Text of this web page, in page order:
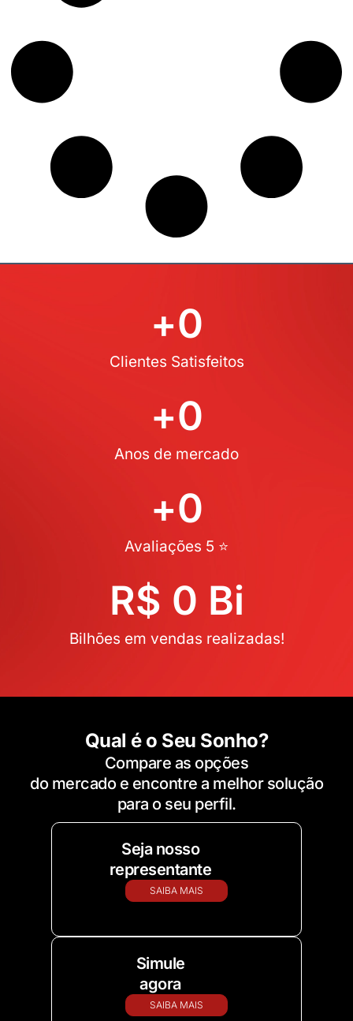
Clientes Satisfeitos
+0
Anos de mercado
+0
Avaliações 5 ⭐
+0
Bilhões em vendas realizadas!
R$ 0 Bi
Qual é o Seu Sonho?
Compare as opções
do mercado e encontre a melhor solução
para o seu perfil.
Seja nosso
representante
SAIBA MAIS
Simule
agora
SAIBA MAIS